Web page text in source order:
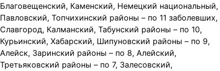
Благовещенский, Каменский, Немецкий национальный,
Павловский, Топчихинский районы – по 11 заболевших,
Славгород, Калманский, Табунский районы – по 10,
Курьинский, Хабарский, Шипуновский районы – по 9,
Алейск, Заринский районы – по 8, Алейский,
Третьяковский районы – по 7, Залесовский,